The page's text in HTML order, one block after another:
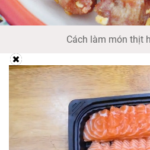
Cách làm món thịt